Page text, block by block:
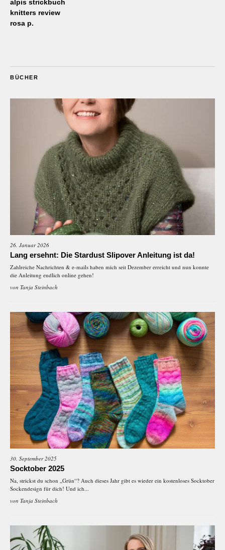
alpis strickbuch
knitters review
rosa p.
BÜCHER
26. Januar 2026
Lang ersehnt: Die Stardust Slipover Anleitung ist da!
Zahlreiche Nachrichten & e-mails haben mich seit Dezember erreicht und nun konnte
die Anleitung endlich online gehen!
von Tanja Steinbach
30. September 2025
Socktober 2025
Na, strickst du schon „Grün“? Auch dieses Jahr gibt es wieder ein kostenloses Socktober
Sockendesign für dich! Und ich...
von Tanja Steinbach